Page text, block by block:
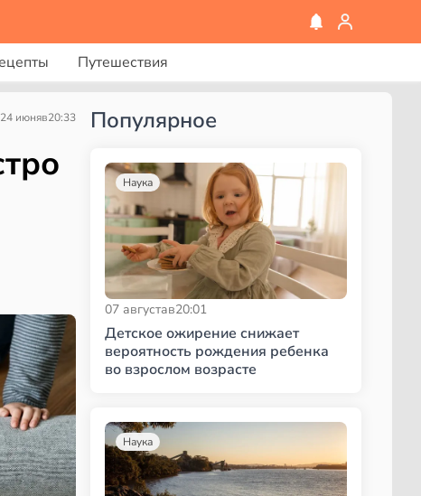
Путешествия
24 июняв20:33 Популярное
Наука
07 августав20:01
Детское ожирение снижает
вероятность рождения ребенка
во взрослом возрасте
Наука